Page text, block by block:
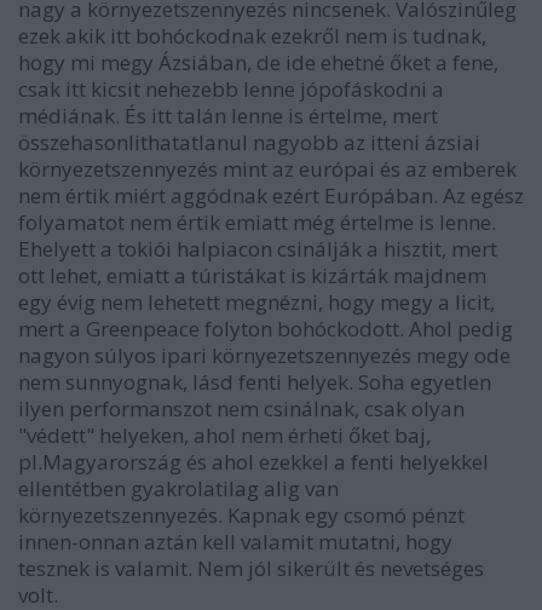
nagy a környezetszennyezés nincsenek. Valószinűleg
ezek akik itt bohóckodnak ezekről nem is tudnak,
hogy mi megy Ázsiában, de ide ehetné őket a fene,
csak itt kicsit nehezebb lenne jópofáskodni a
médiának. És itt talán lenne is értelme, mert
összehasonlithatatlanul nagyobb az itteni ázsiai
környezetszennyezés mint az európai és az emberek
nem értik miért aggódnak ezért Európában. Az egész
folyamatot nem értik emiatt még értelme is lenne.
Ehelyett a tokiói halpiacon csinálják a hisztit, mert
ott lehet, emiatt a túristákat is kizárták majdnem
egy évig nem lehetett megnézni, hogy megy a licit,
mert a Greenpeace folyton bohóckodott. Ahol pedig
nagyon súlyos ipari környezetszennyezés megy ode
nem sunnyognak, lásd fenti helyek. Soha egyetlen
ilyen performanszot nem csinálnak, csak olyan
"védett" helyeken, ahol nem érheti őket baj,
pl.Magyarország és ahol ezekkel a fenti helyekkel
ellentétben gyakrolatilag alig van
környezetszennyezés. Kapnak egy csomó pénzt
innen-onnan aztán kell valamit mutatni, hogy
tesznek is valamit. Nem jól sikerült és nevetséges
volt.